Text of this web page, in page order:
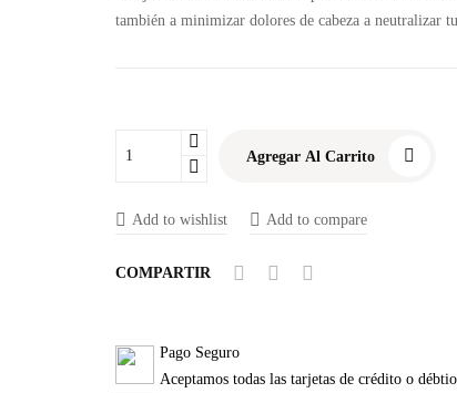
también a minimizar dolores de cabeza a neutralizar
Agregar Al Carrito
Add to wishlist Add to compare
COMPARTIR
Pago Seguro
Aceptamos todas las tarjetas de crédito o